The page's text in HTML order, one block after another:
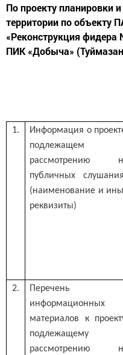
По проекту планировки
территории по объекту
«Реконструкция
ПИК «Добыча»
1.
Информация о
подлежащем
рассмотрению
публичных
(наименование и
реквизиты)
2.
Перечень
информационных
материалов к
подлежащему
рассмотрению